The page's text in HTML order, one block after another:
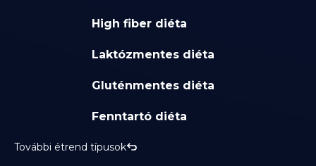
High fiber diéta
Laktózmentes diéta
Gluténmentes diéta
Fenntartó diéta
További étrend típusok